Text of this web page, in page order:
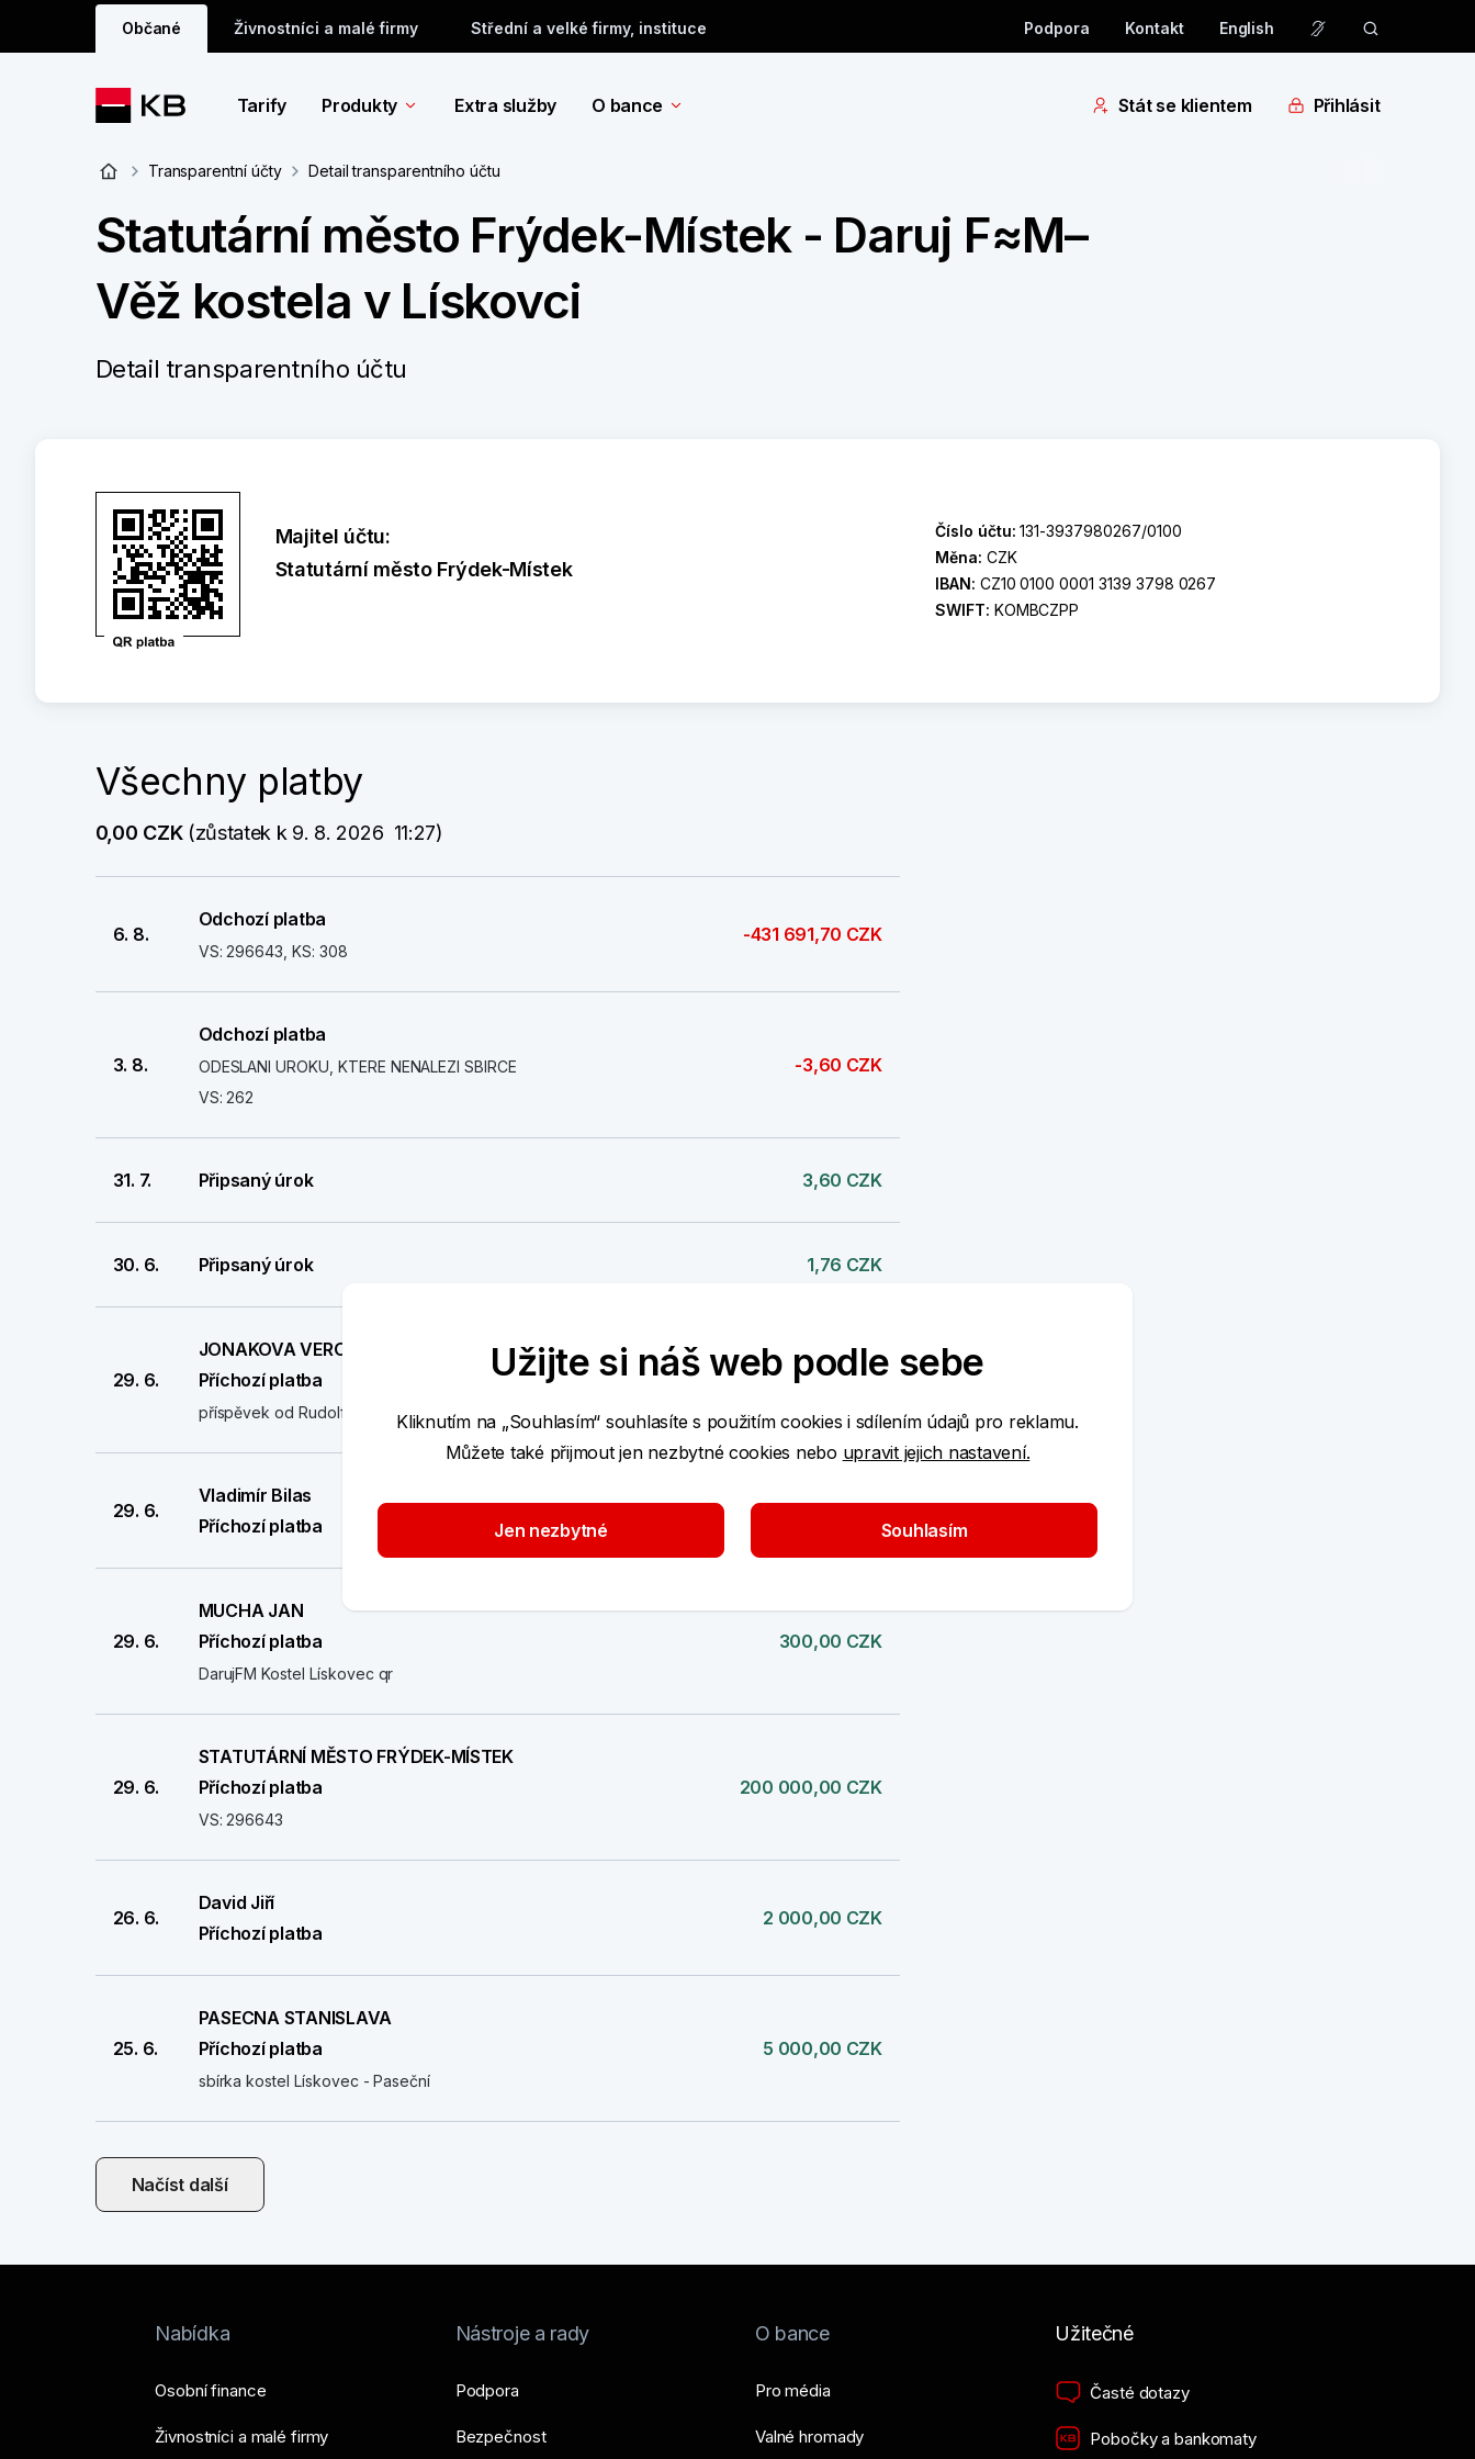
Občané Živnostníci a malé firmy Střední a velké firmy, instituce Podpora Kontakt English
Tarify Produkty Extra služby O bance Stát se klientem Přihlásit
Transparentní účty Detail transparentního účtu
Statutární město Frýdek-Místek - Daruj F≈M–
Věž kostela v Lískovci
Detail transparentního účtu
Majitel účtu:
Statutární město Frýdek-Místek
Číslo účtu:131-3937980267/0100
Měna: CZK
IBAN: CZ10 0100 0001 3139 3798 0267
SWIFT: KOMBCZPP
Všechny platby
0,00 CZK (zůstatek k 9. 8. 2026  11:27)
6. 8.
Odchozí platba
VS: 296643, KS: 308
-431 691,70 CZK
3. 8.
Odchozí platba
ODESLANI UROKU, KTERE NENALEZI SBIRCE
VS: 262
-3,60 CZK
31. 7. Připsaný úrok 3,60 CZK
30. 6. Připsaný úrok 1,76 CZK
29. 6.
JONAKOVA VERONIKA
Příchozí platba
příspěvek od Rudolfa Štěpánka
1 000,00 CZK
29. 6.
Vladimír Bilas
Příchozí platba
29. 6.
MUCHA JAN
Příchozí platba
DarujFM Kostel Lískovec qr
300,00 CZK
29. 6.
STATUTÁRNÍ MĚSTO FRÝDEK-MÍSTEK
Příchozí platba
VS: 296643
200 000,00 CZK
26. 6.
David Jiří
Příchozí platba
2 000,00 CZK
25. 6.
PASECNA STANISLAVA
Příchozí platba
sbírka kostel Lískovec - Paseční
5 000,00 CZK
Načíst další
Nabídka
Osobní finance
Živnostníci a malé firmy
Nástroje a rady
Podpora
Bezpečnost
O bance
Pro média
Valné hromady
Užitečné
Časté dotazy
Pobočky a bankomaty
Užijte si náš web podle sebe
Kliknutím na „Souhlasím“ souhlasíte s použitím cookies i sdílením údajů pro reklamu.
Můžete také přijmout jen nezbytné cookies nebo upravit jejich nastavení.
Jen nezbytné Souhlasím